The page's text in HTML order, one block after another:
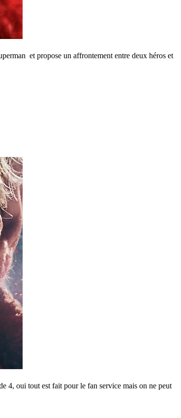
et propose un affrontement entre deux héros et
4, oui tout est fait pour le fan service mais on ne peut